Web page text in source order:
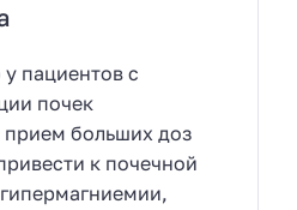
пациентов с
почек
больших доз
к почечной